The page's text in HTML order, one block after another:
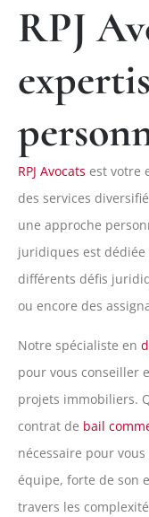
RPJ
RPJ Avocats est votre
des services
une approche
juridiques est dédiée
différents défis
ou encore des
Notre spécialiste en
pour vous conseiller
projets immobiliers.
contrat de bail
nécessaire pour
équipe, forte de son
travers les